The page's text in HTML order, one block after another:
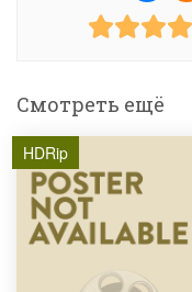
Смотреть ещё
HDRip